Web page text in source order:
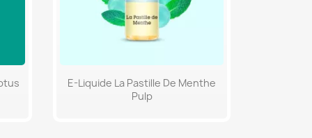
Aperçu rapide
E-Liquide La Pastille De Menthe
Pulp